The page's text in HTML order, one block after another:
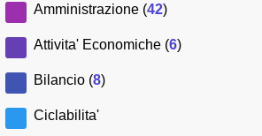
Amministrazione (42)
Attivita' Economiche (6)
Bilancio (8)
Ciclabilita'